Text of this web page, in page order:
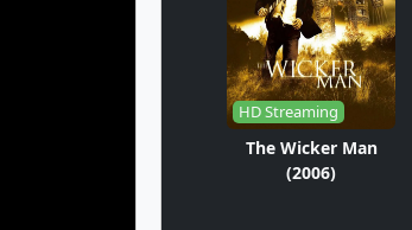
HD Streaming
The Wicker Man
(2006)